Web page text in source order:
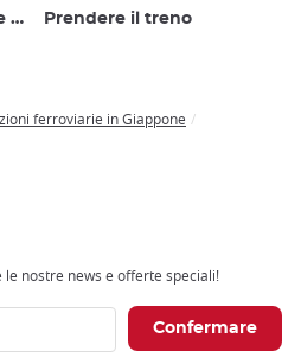
Prendere il treno
ferroviarie in Giappone
nostre news e offerte speciali!